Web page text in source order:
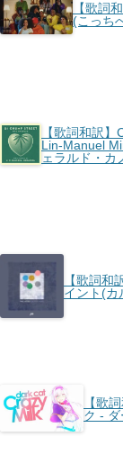
【歌詞
(こっち
【歌詞和訳
Lin-Manuel
ェラルド・カ
【歌詞
イント(カ
【歌
ク - ダ